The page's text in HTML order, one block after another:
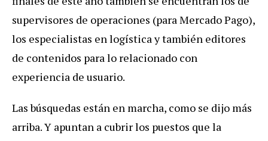
supervisores de operaciones (para Mercado Pago),
los especialistas en logística y también editores
de contenidos para lo relacionado con
experiencia de usuario.
Las búsquedas están en marcha, como se dijo más
arriba. Y apuntan a cubrir los puestos que la